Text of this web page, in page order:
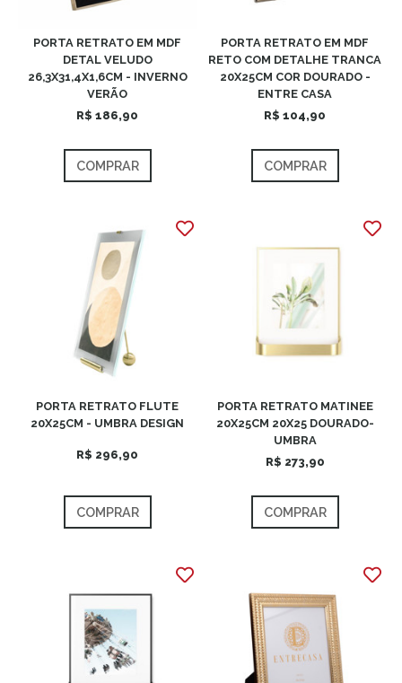
PORTA RETRATO EM MDF
DETAL VELUDO
26,3X31,4X1,6CM - INVERNO
VERÃO
R$ 186,90
COMPRAR
PORTA RETRATO EM MDF
RETO COM DETALHE TRANCA
20X25CM COR DOURADO -
ENTRE CASA
R$ 104,90
COMPRAR
PORTA RETRATO FLUTE
20X25CM - UMBRA DESIGN
R$ 296,90
COMPRAR
PORTA RETRATO MATINEE
20X25CM 20X25 DOURADO-
UMBRA
R$ 273,90
COMPRAR